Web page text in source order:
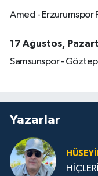
Amed - Erzurumspor
17 Ağustos,
Samsunspor -
Yazarlar